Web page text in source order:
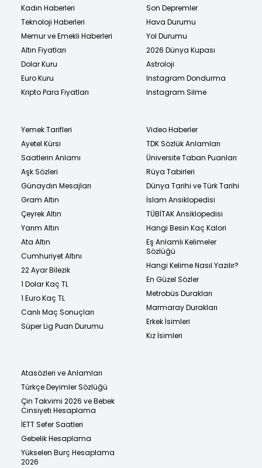
Kadın Haberleri
Teknoloji Haberleri
Memur ve Emekli Haberleri
Altın Fiyatları
Dolar Kuru
Euro Kuru
Kripto Para Fiyatları
Son Depremler
Hava Durumu
Yol Durumu
2026 Dünya Kupası
Astroloji
Instagram Dondurma
Instagram Silme
Yemek Tarifleri
Ayetel Kürsi
Saatlerin Anlamı
Aşk Sözleri
Günaydın Mesajları
Gram Altın
Çeyrek Altın
Yarım Altın
Ata Altın
Cumhuriyet Altını
22 Ayar Bilezik
1 Dolar Kaç TL
1 Euro Kaç TL
Canlı Maç Sonuçları
Süper Lig Puan Durumu
Video Haberler
TDK Sözlük Anlamları
Üniversite Taban Puanları
Rüya Tabirleri
Dünya Tarihi ve Türk Tarihi
İslam Ansiklopedisi
TÜBİTAK Ansiklopedisi
Hangi Besin Kaç Kalori
Eş Anlamlı Kelimeler
Sözlüğü
Hangi Kelime Nasıl Yazılır?
En Güzel Sözler
Metrobüs Durakları
Marmaray Durakları
Erkek İsimleri
Kız İsimleri
Atasözleri ve Anlamları
Türkçe Deyimler Sözlüğü
Çin Takvimi 2026 ve Bebek
Cinsiyeti Hesaplama
İETT Sefer Saatleri
Gebelik Hesaplama
Yükselen Burç Hesaplama
2026